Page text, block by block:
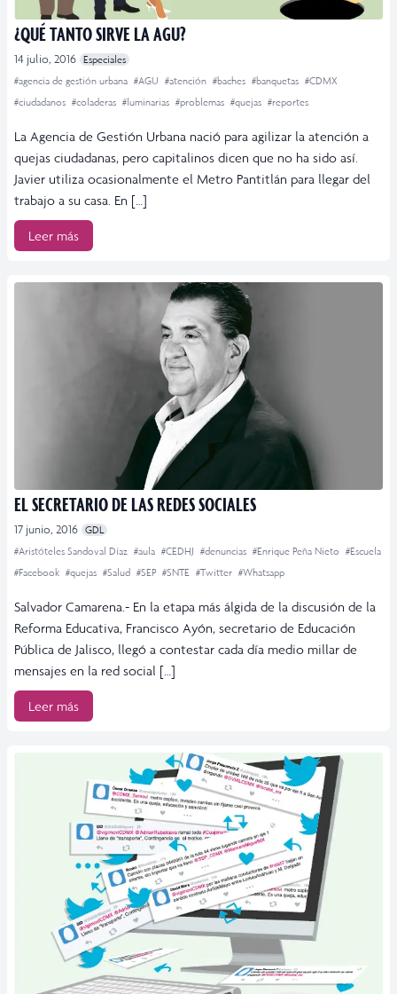
¿QUÉ TANTO SIRVE LA AGU?
14 julio, 2016 Especiales
#agencia de gestión urbana #AGU #atención #baches #banquetas #CDMX
#ciudadanos #coladeras #luminarias #problemas #quejas #reportes
La Agencia de Gestión Urbana nació para agilizar la atención a
quejas ciudadanas, pero capitalinos dicen que no ha sido así.
Javier utiliza ocasionalmente el Metro Pantitlán para llegar del
trabajo a su casa. En […]
Leer más
EL SECRETARIO DE LAS REDES SOCIALES
17 junio, 2016 GDL
#Aristóteles Sandoval Díaz #aula #CEDHJ #denuncias #Enrique Peña Nieto #Escuela
#Facebook #quejas #Salud #SEP #SNTE #Twitter #Whatsapp
Salvador Camarena.- En la etapa más álgida de la discusión de la
Reforma Educativa, Francisco Ayón, secretario de Educación
Pública de Jalisco, llegó a contestar cada día medio millar de
mensajes en la red social […]
Leer más